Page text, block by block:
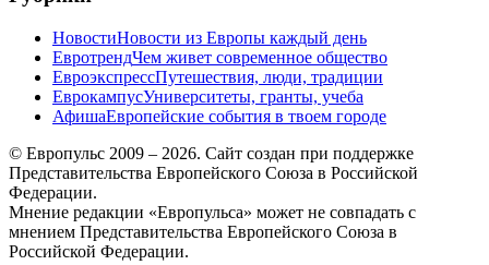
НовостиНовости из Европы каждый день
ЕвротрендЧем живет современное общество
ЕвроэкспрессПутешествия, люди, традиции
ЕврокампусУниверситеты, гранты, учеба
АфишаЕвропейские события в твоем городе
© Европульс 2009 – 2026. Сайт создан при поддержке
Представительства Европейского Союза в Российской
Федерации.
Мнение редакции «Европульса» может не совпадать с
мнением Представительства Европейского Союза в
Российской Федерации.